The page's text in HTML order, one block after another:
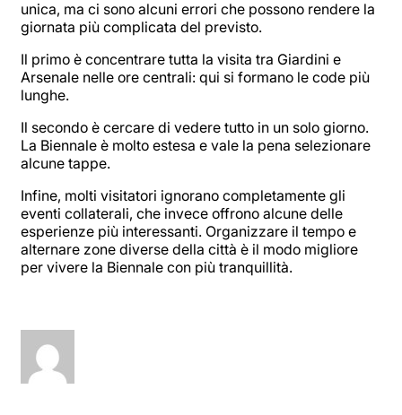
unica, ma ci sono alcuni errori che possono rendere la
giornata più complicata del previsto.
Il primo è concentrare tutta la visita tra Giardini e
Arsenale nelle ore centrali: qui si formano le code più
lunghe.
Il secondo è cercare di vedere tutto in un solo giorno.
La Biennale è molto estesa e vale la pena selezionare
alcune tappe.
Infine, molti visitatori ignorano completamente gli
eventi collaterali, che invece offrono alcune delle
esperienze più interessanti. Organizzare il tempo e
alternare zone diverse della città è il modo migliore
per vivere la Biennale con più tranquillità.